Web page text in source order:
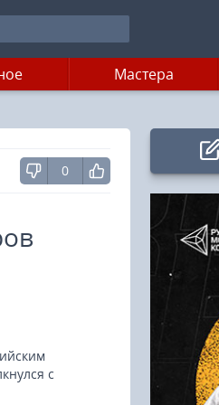
Мастера
0
с